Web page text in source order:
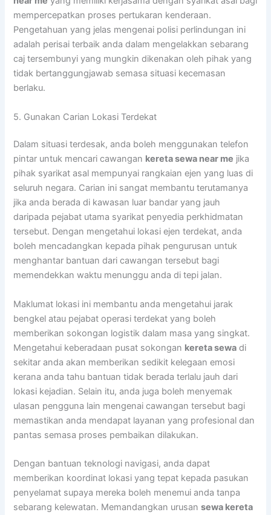
mempercepatkan proses pertukaran kenderaan.
Pengetahuan yang jelas mengenai polisi perlindungan ini
adalah perisai terbaik anda dalam mengelakkan sebarang
caj tersembunyi yang mungkin dikenakan oleh pihak yang
tidak bertanggungjawab semasa situasi kecemasan
berlaku.
5. Gunakan Carian Lokasi Terdekat
Dalam situasi terdesak, anda boleh menggunakan telefon
pintar untuk mencari cawangan kereta sewa near me jika
pihak syarikat asal mempunyai rangkaian ejen yang luas di
seluruh negara. Carian ini sangat membantu terutamanya
jika anda berada di kawasan luar bandar yang jauh
daripada pejabat utama syarikat penyedia perkhidmatan
tersebut. Dengan mengetahui lokasi ejen terdekat, anda
boleh mencadangkan kepada pihak pengurusan untuk
menghantar bantuan dari cawangan tersebut bagi
memendekkan waktu menunggu anda di tepi jalan.
Maklumat lokasi ini membantu anda mengetahui jarak
bengkel atau pejabat operasi terdekat yang boleh
memberikan sokongan logistik dalam masa yang singkat.
Mengetahui keberadaan pusat sokongan kereta sewa di
sekitar anda akan memberikan sedikit kelegaan emosi
kerana anda tahu bantuan tidak berada terlalu jauh dari
lokasi kejadian. Selain itu, anda juga boleh menyemak
ulasan pengguna lain mengenai cawangan tersebut bagi
memastikan anda mendapat layanan yang profesional dan
pantas semasa proses pembaikan dilakukan.
Dengan bantuan teknologi navigasi, anda dapat
memberikan koordinat lokasi yang tepat kepada pasukan
penyelamat supaya mereka boleh menemui anda tanpa
sebarang kelewatan. Memandangkan urusansewa kereta